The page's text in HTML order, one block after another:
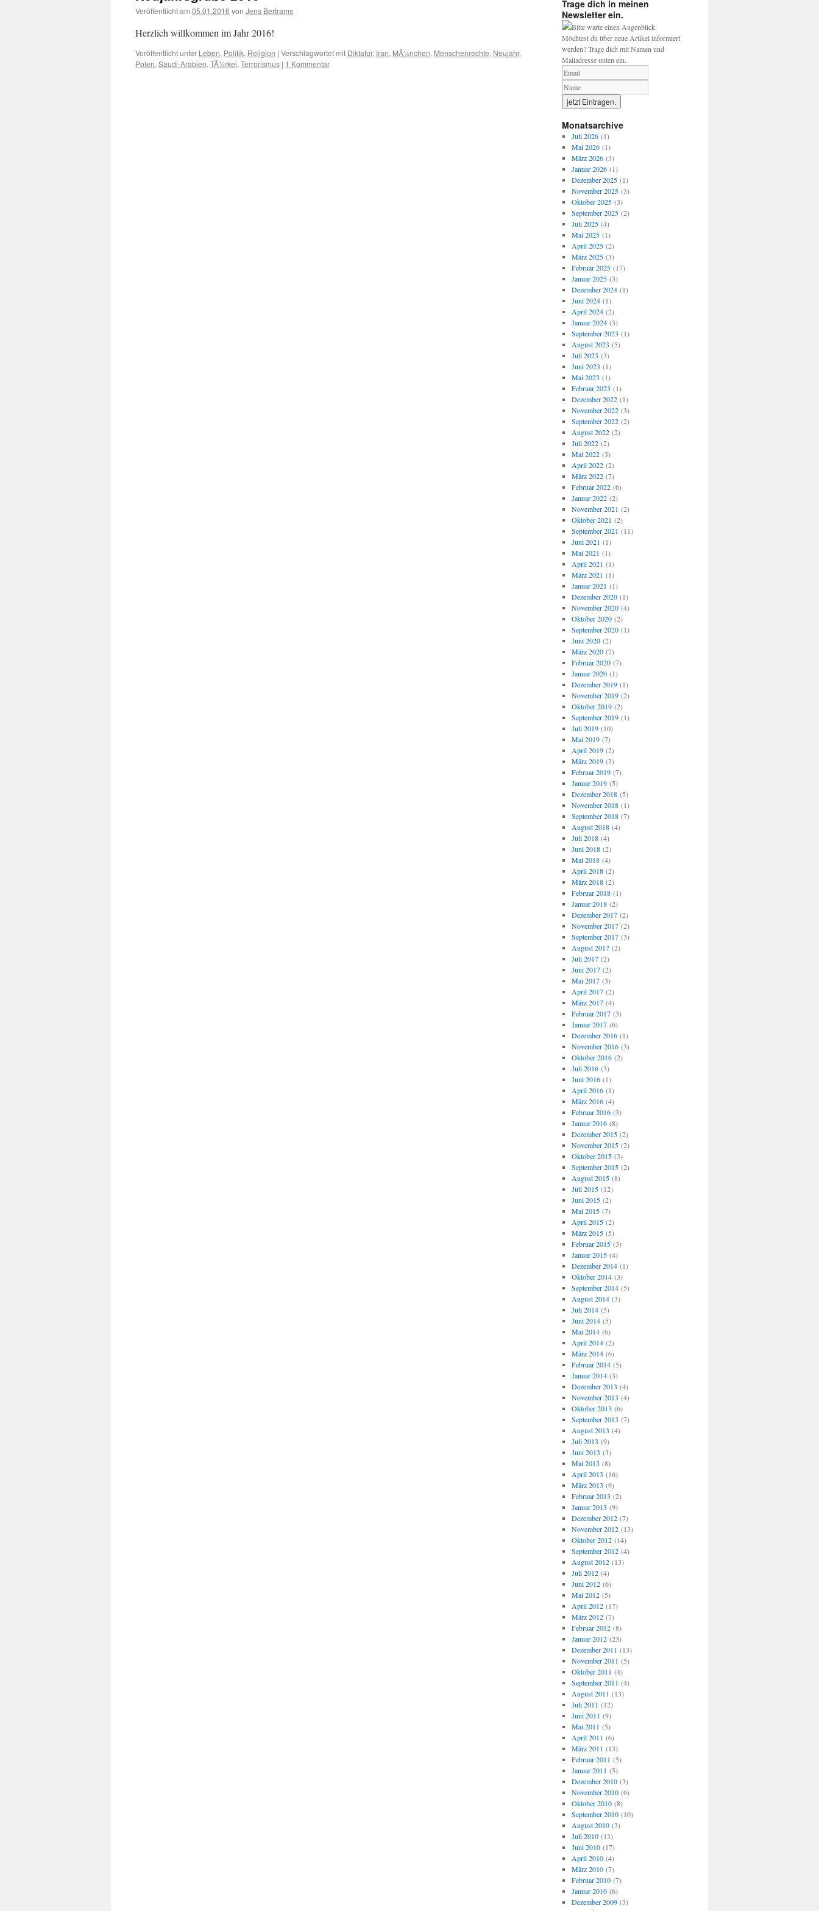
Veröffentlicht am 05.01.2016 von Jens Bertrams
Herzlich willkommen im Jahr 2016!
Veröffentlicht unter Leben, Politik, Religion | Verschlagwortet mit Diktatur, Iran, MÃ¼nchen, Menschenrechte, Neujahr,
Polen, Saudi-Arabien, TÃ¼rkei, Terrorismus | 1 Kommentar
Trage dich in meinen
Newsletter ein.
Bitte warte einen Augenblick.
Möchtest du über neue Artikel informiert
werden? Trage dich mit Namen und
Mailadresse unten ein.
Monatsarchive
Juli 2026(1)
Mai 2026(1)
März 2026(3)
Januar 2026(1)
Dezember 2025(1)
November 2025(3)
Oktober 2025(3)
September 2025(2)
Juli 2025(4)
Mai 2025(1)
April 2025(2)
März 2025(3)
Februar 2025(17)
Januar 2025(3)
Dezember 2024(1)
Juni 2024(1)
April 2024(2)
Januar 2024(3)
September 2023 (1)
August 2023 (5)
Juli 2023 (3)
Juni 2023 (1)
Mai 2023 (1)
Februar 2023 (1)
Dezember 2022(1)
November 2022(3)
September 2022(2)
August 2022(2)
Juli 2022(2)
Mai 2022(3)
April 2022(2)
März 2022(7)
Februar 2022(6)
Januar 2022(2)
November 2021 (2)
Oktober 2021 (2)
September 2021 (11)
Juni 2021 (1)
Mai 2021 (1)
April 2021 (1)
März 2021 (1)
Januar 2021 (1)
Dezember 2020(1)
November 2020(4)
Oktober 2020(2)
September 2020(1)
Juni 2020(2)
März 2020(7)
Februar 2020(7)
Januar 2020(1)
Dezember 2019(1)
November 2019(2)
Oktober 2019(2)
September 2019(1)
Juli 2019(10)
Mai 2019(7)
April 2019(2)
März 2019(3)
Februar 2019(7)
Januar 2019(5)
Dezember 2018(5)
November 2018(1)
September 2018(7)
August 2018(4)
Juli 2018(4)
Juni 2018(2)
Mai 2018(4)
April 2018(2)
März 2018(2)
Februar 2018(1)
Januar 2018(2)
Dezember 2017(2)
November 2017(2)
September 2017(3)
August 2017(2)
Juli 2017(2)
Juni 2017(2)
Mai 2017(3)
April 2017(2)
März 2017(4)
Februar 2017(3)
Januar 2017(6)
Dezember 2016(1)
November 2016(3)
Oktober 2016(2)
Juli 2016(3)
Juni 2016(1)
April 2016(1)
März 2016(4)
Februar 2016(3)
Januar 2016(8)
Dezember 2015(2)
November 2015(2)
Oktober 2015(3)
September 2015(2)
August 2015(8)
Juli 2015(12)
Juni 2015(2)
Mai 2015(7)
April 2015(2)
März 2015(5)
Februar 2015(3)
Januar 2015(4)
Dezember 2014(1)
Oktober 2014(3)
September 2014(5)
August 2014(3)
Juli 2014(5)
Juni 2014(5)
Mai 2014(6)
April 2014(2)
März 2014(6)
Februar 2014(5)
Januar 2014(3)
Dezember 2013 (4)
November 2013 (4)
Oktober 2013 (6)
September 2013 (7)
August 2013 (4)
Juli 2013 (9)
Juni 2013 (3)
Mai 2013 (8)
April 2013 (16)
März 2013 (9)
Februar 2013 (2)
Januar 2013 (9)
Dezember 2012(7)
November 2012(13)
Oktober 2012(14)
September 2012(4)
August 2012(13)
Juli 2012(4)
Juni 2012(6)
Mai 2012(5)
April 2012(17)
März 2012(7)
Februar 2012(8)
Januar 2012(23)
Dezember 2011 (13)
November 2011 (5)
Oktober 2011 (4)
September 2011 (4)
August 2011 (13)
Juli 2011 (12)
Juni 2011 (9)
Mai 2011 (5)
April 2011 (6)
März 2011 (13)
Februar 2011 (5)
Januar 2011 (5)
Dezember 2010(3)
November 2010(6)
Oktober 2010(8)
September 2010(10)
August 2010(3)
Juli 2010(13)
Juni 2010(17)
April 2010(4)
März 2010(7)
Februar 2010(7)
Januar 2010(6)
Dezember 2009(3)